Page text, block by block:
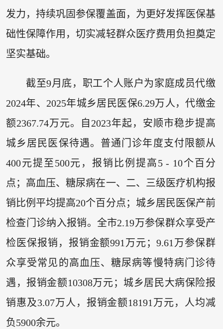
发力，持续巩固参保覆盖面，为更好发挥医保基
础性保障作用，切实减轻群众医疗费用负担奠定
坚实基础。
截至9月底，职工个人账户为家庭成员代缴
2024年、2025年城乡居民医保6.29万人，代缴金
额2367.74万元。自2023年起，安顺市稳步提高
城乡居民医保待遇。普通门诊年度支付限额从
400元提至500元，报销比例提高5 - 10个百分
点；高血压、糖尿病在一、二、三级医疗机构报
销比例平均提高20个百分点；城乡居民医保产前
检查门诊纳入报销。全市2.19万参保群众享受产
检医保报销，报销金额991万元；9.61万参保群
众享受常见的高血压、糖尿病等慢特病门诊待
遇，报销金额10308万元；城乡居民大病保险报
销惠及3.07万人，报销金额18191万元，人均减
负5900余元。